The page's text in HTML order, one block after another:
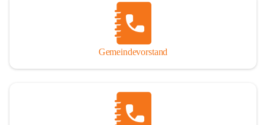
Gemeindevorstand